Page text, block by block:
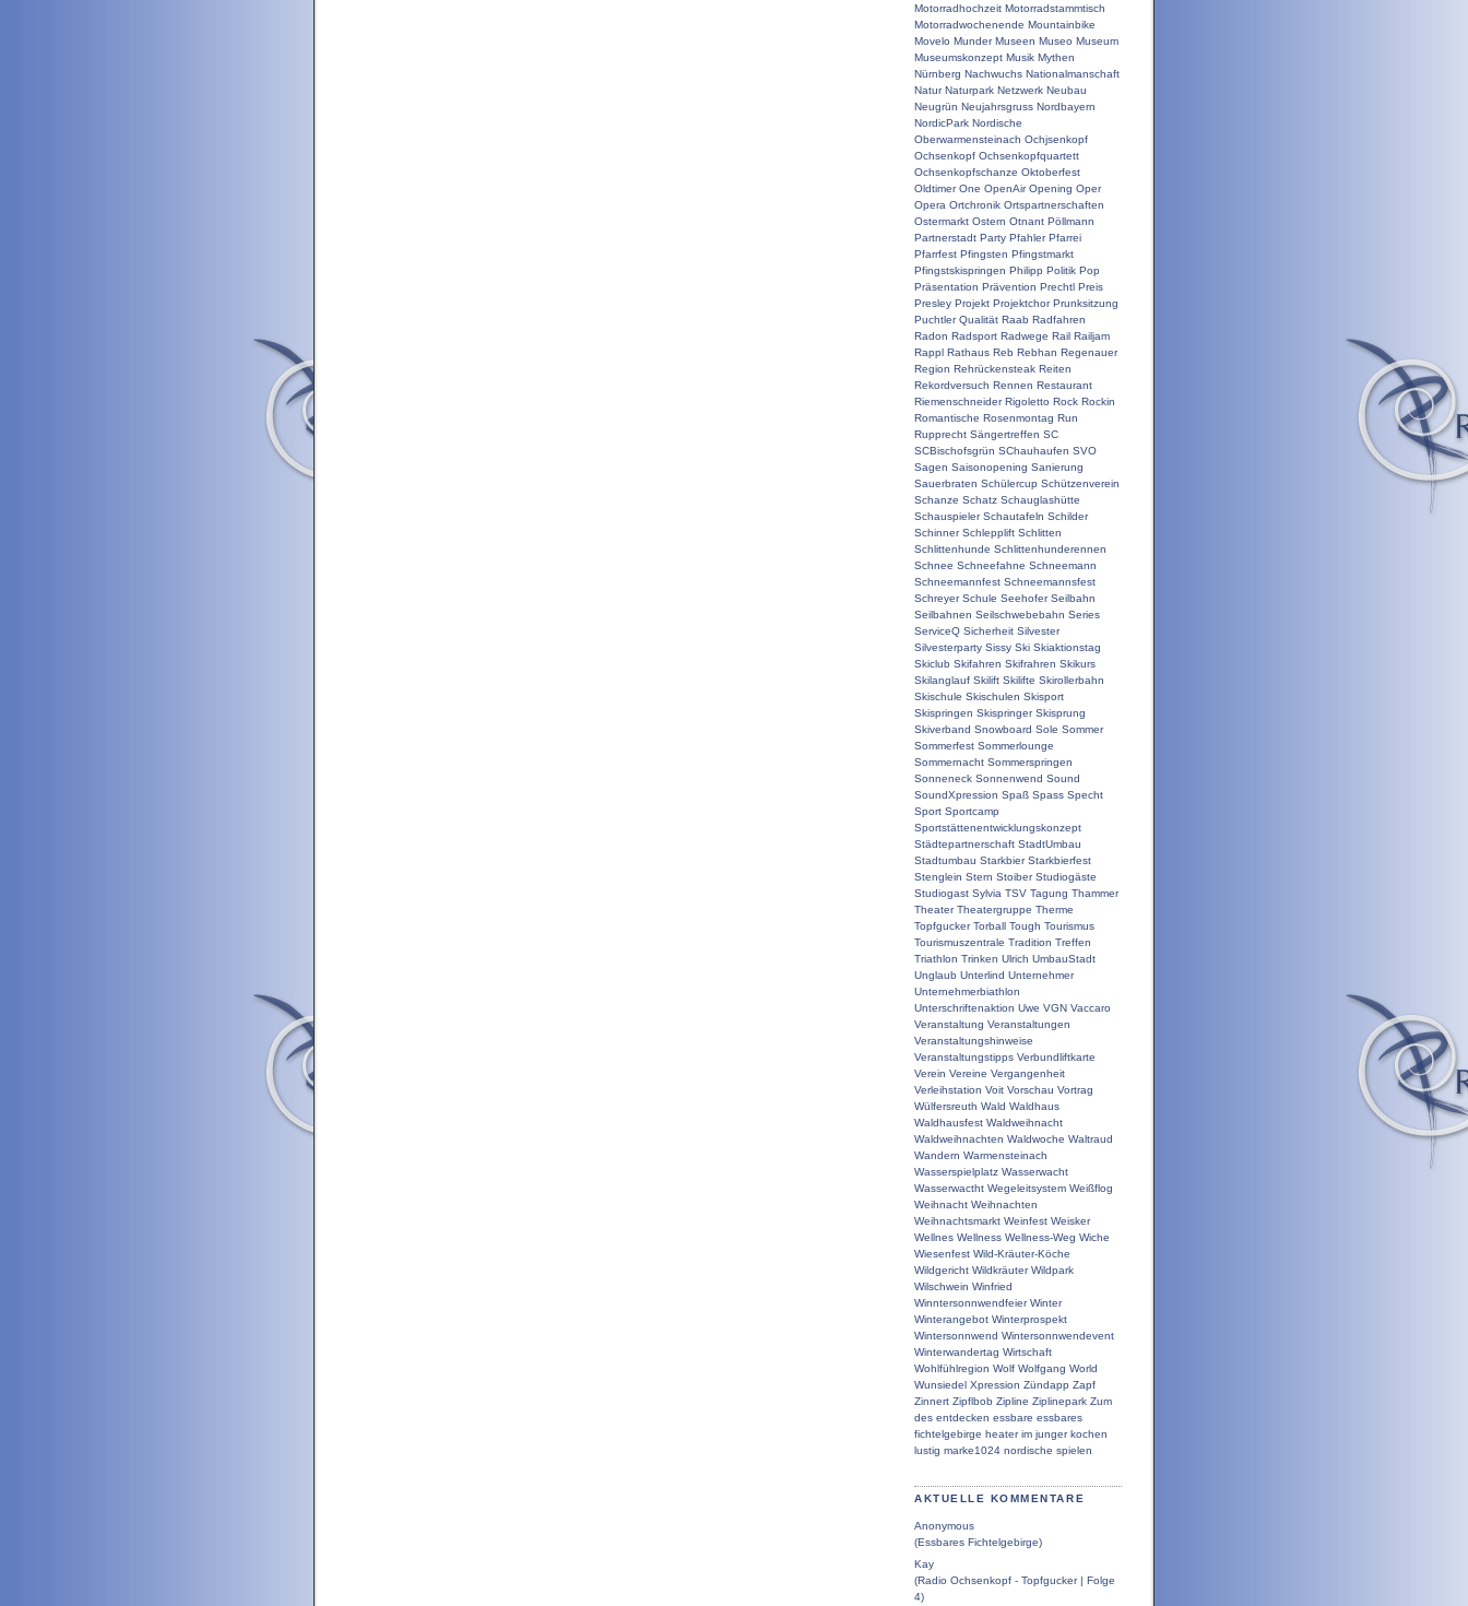
Motorradhochzeit Motorradstammtisch
Motorradwochenende Mountainbike
Movelo Munder Museen Museo Museum
Museumskonzept Musik Mythen
Nürnberg Nachwuchs Nationalmanschaft
Natur Naturpark Netzwerk Neubau
Neugrün Neujahrsgruss Nordbayern
NordicPark Nordische
Oberwarmensteinach Ochjsenkopf
Ochsenkopf Ochsenkopfquartett
Ochsenkopfschanze Oktoberfest
Oldtimer One OpenAir Opening Oper
Opera Ortchronik Ortspartnerschaften
Ostermarkt Ostern Otnant Pöllmann
Partnerstadt Party Pfahler Pfarrei
Pfarrfest Pfingsten Pfingstmarkt
Pfingstskispringen Philipp Politik Pop
Präsentation Prävention Prechtl Preis
Presley Projekt Projektchor Prunksitzung
Puchtler Qualität Raab Radfahren
Radon Radsport Radwege Rail Railjam
Rappl Rathaus Reb Rebhan Regenauer
Region Rehrückensteak Reiten
Rekordversuch Rennen Restaurant
Riemenschneider Rigoletto Rock Rockin
Romantische Rosenmontag Run
Rupprecht Sängertreffen SC
SCBischofsgrün SChauhaufen SVO
Sagen Saisonopening Sanierung
Sauerbraten Schülercup Schützenverein
Schanze Schatz Schauglashütte
Schauspieler Schautafeln Schilder
Schinner Schlepplift Schlitten
Schlittenhunde Schlittenhunderennen
Schnee Schneefahne Schneemann
Schneemannfest Schneemannsfest
Schreyer Schule Seehofer Seilbahn
Seilbahnen Seilschwebebahn Series
ServiceQ Sicherheit Silvester
Silvesterparty Sissy Ski Skiaktionstag
Skiclub Skifahren Skifrahren Skikurs
Skilanglauf Skilift Skilifte Skirollerbahn
Skischule Skischulen Skisport
Skispringen Skispringer Skisprung
Skiverband Snowboard Sole Sommer
Sommerfest Sommerlounge
Sommernacht Sommerspringen
Sonneneck Sonnenwend Sound
SoundXpression Spaß Spass Specht
Sport Sportcamp
Sportstättenentwicklungskonzept
Städtepartnerschaft StadtUmbau
Stadtumbau Starkbier Starkbierfest
Stenglein Stern Stoiber Studiogäste
Studiogast Sylvia TSV Tagung Thammer
Theater Theatergruppe Therme
Topfgucker Torball Tough Tourismus
Tourismuszentrale Tradition Treffen
Triathlon Trinken Ulrich UmbauStadt
Unglaub Unterlind Unternehmer
Unternehmerbiathlon
Unterschriftenaktion Uwe VGN Vaccaro
Veranstaltung Veranstaltungen
Veranstaltungshinweise
Veranstaltungstipps Verbundliftkarte
Verein Vereine Vergangenheit
Verleihstation Voit Vorschau Vortrag
Wülfersreuth Wald Waldhaus
Waldhausfest Waldweihnacht
Waldweihnachten Waldwoche Waltraud
Wandern Warmensteinach
Wasserspielplatz Wasserwacht
Wasserwactht Wegeleitsystem Weißflog
Weihnacht Weihnachten
Weihnachtsmarkt Weinfest Weisker
Wellnes Wellness Wellness-Weg Wiche
Wiesenfest Wild-Kräuter-Köche
Wildgericht Wildkräuter Wildpark
Wilschwein Winfried
Winntersonnwendfeier Winter
Winterangebot Winterprospekt
Wintersonnwend Wintersonnwendevent
Winterwandertag Wirtschaft
Wohlfühlregion Wolf Wolfgang World
Wunsiedel Xpression Zündapp Zapf
Zinnert Zipflbob Zipline Ziplinepark Zum
des entdecken essbare essbares
fichtelgebirge heater im junger kochen
lustig marke1024 nordische spielen
AKTUELLE KOMMENTARE
Anonymous
(Essbares Fichtelgebirge)
Kay
(Radio Ochsenkopf - Topfgucker | Folge
4)